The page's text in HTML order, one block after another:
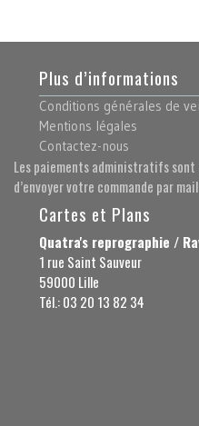
Plus d’informations
Conditions générales de
Mentions légales
Contactez-nous
Les paiements administratifs sont
d’envoyer votre commande par
Cartes et Plans
Quatra's reprographie /
1 rue Saint Sauveur
59000 Lille
Tél.: 03 20 13 82 34